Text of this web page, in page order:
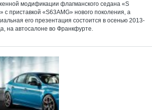
модификации флагманского седана «S
с приставкой «S63AMG» нового поколения, а
его презентация состоится в осенью 2013-
на автосалоне во Франкфурте.